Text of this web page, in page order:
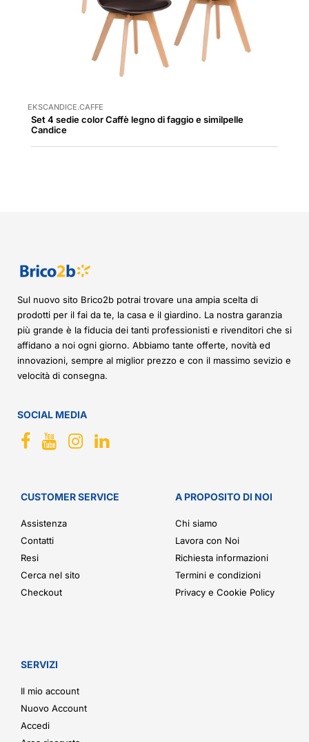
EKSCANDICE.CAFFE
Set 4 sedie color Caffè legno di faggio e similpelle
Candice
Sul nuovo sito Brico2b potrai trovare una ampia scelta di
prodotti per il fai da te, la casa e il giardino. La nostra garanzia
più grande è la fiducia dei tanti professionisti e rivenditori che si
affidano a noi ogni giorno. Abbiamo tante offerte, novità ed
innovazioni, sempre al miglior prezzo e con il massimo sevizio e
velocità di consegna.
SOCIAL MEDIA
CUSTOMER SERVICE
Assistenza
Contatti
Resi
Cerca nel sito
Checkout
A PROPOSITO DI NOI
Chi siamo
Lavora con Noi
Richiesta informazioni
Termini e condizioni
Privacy e Cookie Policy
SERVIZI
Il mio account
Nuovo Account
Accedi